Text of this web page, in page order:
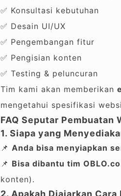
✅ Konsultasi kebutuhan
✅ Desain UI/UX
✅ Pengembangan fitur
✅ Pengisian konten
✅ Testing & peluncuran
Tim kami akan memberikan
mengetahui spesifikasi
FAQ Seputar Pembuatan
1. Siapa yang
📌 Anda bisa menyiapkan
📌 Bisa dibantu tim
konten).
2. Apakah Diajarkan